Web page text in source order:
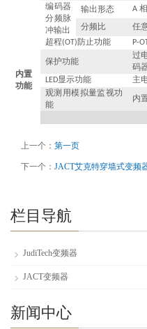
编码器
分频脉
冲输出
输出形态 A
分频比
任
内置
功能
超程(OT)防止功能 P-
保护功能
过
码
LED显示功能 主
观测用模拟量监视功
能
内
上一个： 第一页
下一个： JACT艾克特穿墙式变频
栏目导航
JudiTech变频器
JACT变频器
新闻中心